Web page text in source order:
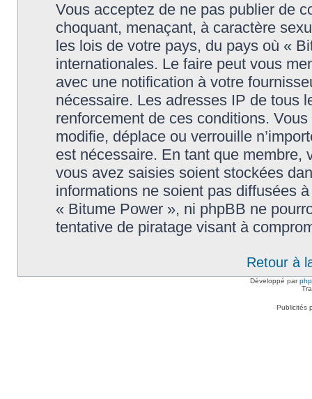
Vous acceptez de ne pas publier de
choquant, menaçant, à caractère
les lois de votre pays, du pays où «
internationales. Le faire peut vous
avec une notification à votre
nécessaire. Les adresses IP de tous
renforcement de ces conditions.
modifie, déplace ou verrouille
est nécessaire. En tant que membre,
vous avez saisies soient stockées
informations ne soient pas diffusées
« Bitume Power », ni phpBB ne
tentative de piratage visant à
Retour à
Développé par
Publicités